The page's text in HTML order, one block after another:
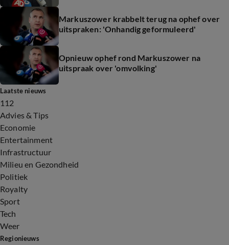
Markuszower krabbelt terug na ophef over
uitspraken: 'Onhandig geformuleerd'
Opnieuw ophef rond Markuszower na
uitspraak over 'omvolking'
Laatste nieuws
112
Advies & Tips
Economie
Entertainment
Infrastructuur
Milieu en Gezondheid
Politiek
Royalty
Sport
Tech
Weer
Regionieuws